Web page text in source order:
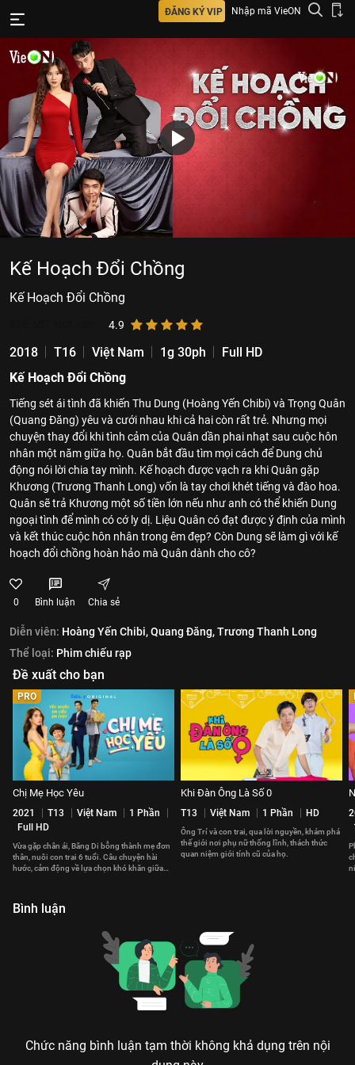
ĐĂNG KÝ VIP Nhập mã VieON
Kế Hoạch Đổi Chồng
Kế Hoạch Đổi Chồng
4.9
2018 T16 Việt Nam 1g 30ph
Full HD
Kế Hoạch Đổi Chồng
Tiếng sét ái tình đã khiến Thu Dung (Hoàng Yến Chibi) và Trọng Quân
(Quang Đăng) yêu và cưới nhau khi cả hai còn rất trẻ. Nhưng mọi
chuyện thay đổi khi tình cảm của Quân dần phai nhạt sau cuộc hôn
nhân một năm giữa họ. Quân bắt đầu tìm mọi cách để Dung chủ
động nói lời chia tay mình. Kế hoạch được vạch ra khi Quân gặp
Khương (Trương Thanh Long) vốn là tay chơi khét tiếng và đào hoa.
Quân sẽ trả Khương một số tiền lớn nếu như anh có thể khiến Dung
ngoại tình để mình có cớ ly dị. Liệu Quân có đạt được ý định của mình
và kết thúc cuộc hôn nhân trong êm đẹp? Còn Dung sẽ làm gì với kế
hoạch đổi chồng hoàn hảo mà Quân dành cho cô?
0 Bình luận Chia sẻ
Diễn viên: Hoàng Yến Chibi,Quang Đăng,Trương Thanh Long
Thể loại: Phim chiếu rạp
Đề xuất cho bạn
PRO
Chị Mẹ Học Yêu
2021 T13 Việt Nam
1 Phần
Full HD
Vừa gặp chân ái, Băng Di bỗng thành mẹ đơn
thân, nuôi con trai 6 tuổi. Câu chuyện hài
hước, cảm động về lựa chọn khó khăn giữa
Khi Đàn Ông Là Số 0
T13 Việt Nam 1 Phần HD
Ông Trí và con trai, qua lời nguyền, khám phá
thế giới nơi phụ nữ thống lĩnh, thách thức
quan niệm giới tính cũ của họ.
Bình luận
Chức năng bình luận tạm thời không khả dụng trên nội